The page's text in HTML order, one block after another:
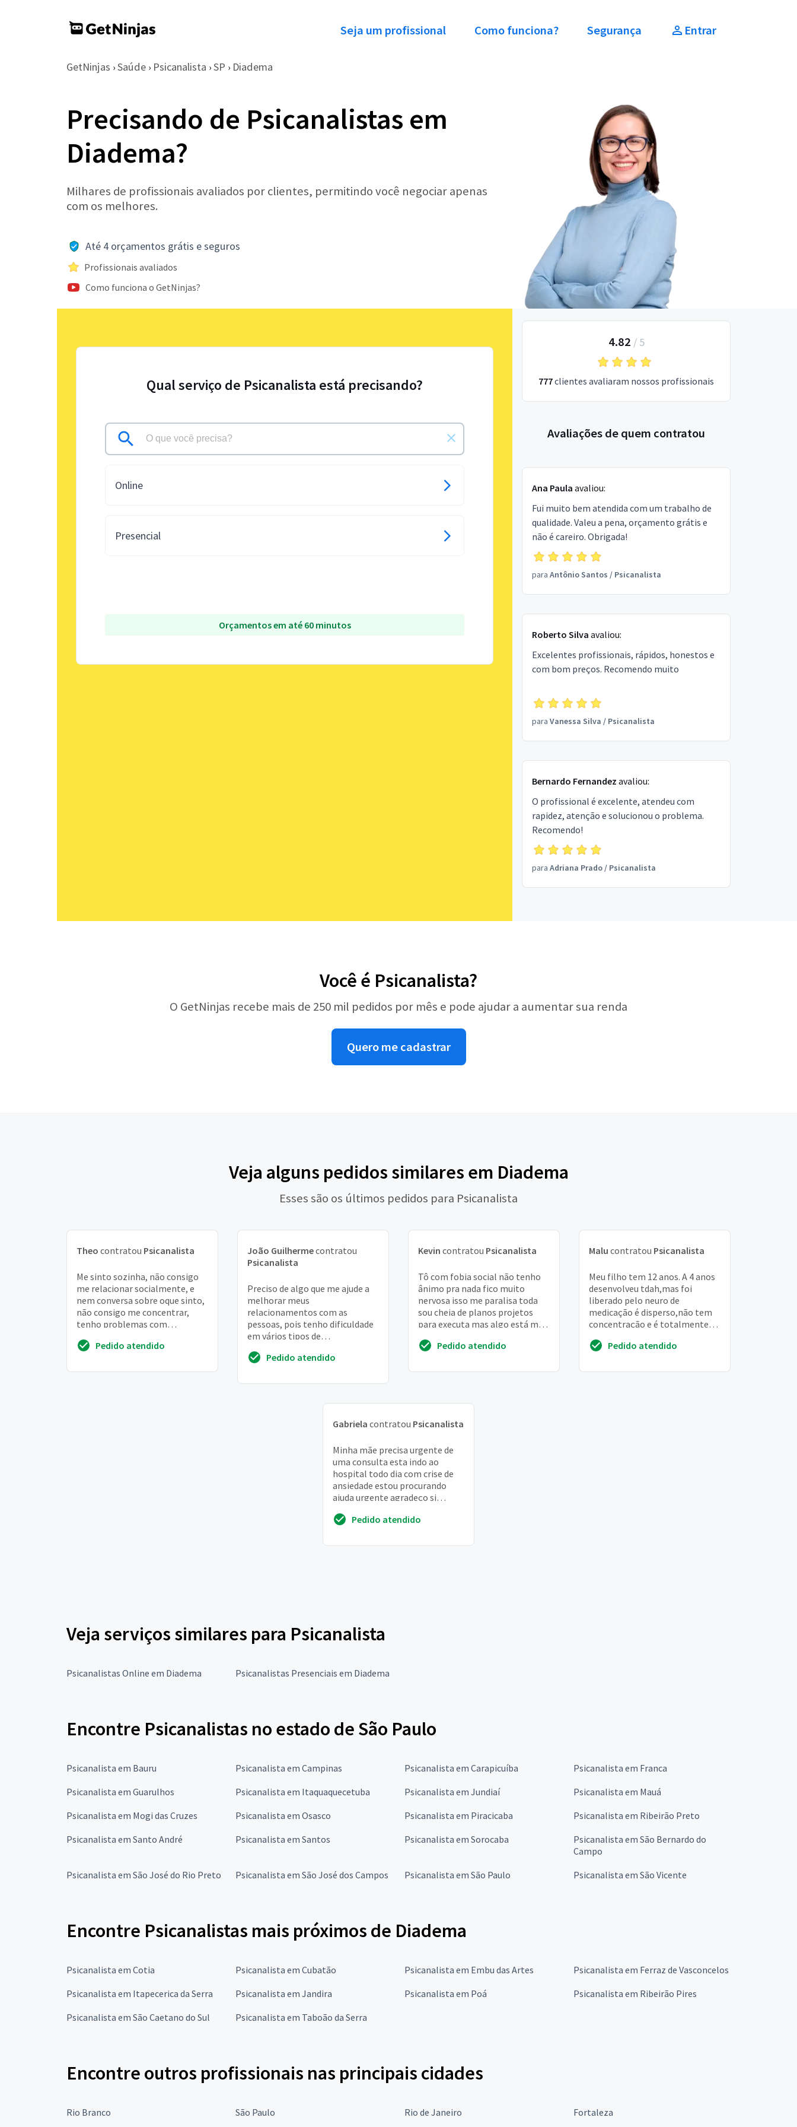
Seja um profissional Como funciona? Segurança Entrar
GetNinjas › Saúde › Psicanalista › SP › Diadema
Precisando de Psicanalistas em
Diadema?
Milhares de profissionais avaliados por clientes, permitindo você negociar apenas
com os melhores.
Até 4 orçamentos grátis e seguros
Profissionais avaliados
Como funciona o GetNinjas?
Qual serviço de Psicanalista está precisando?
Online
Presencial
Orçamentos em até 60 minutos
4.82 / 5
777clientes avaliaram nossos profissionais
Avaliações de quem contratou
Ana Paula avaliou:
Fui muito bem atendida com um trabalho de
qualidade. Valeu a pena, orçamento grátis e
não é careiro. Obrigada!
para Antônio Santos / Psicanalista
Roberto Silva avaliou:
Excelentes profissionais, rápidos, honestos e
com bom preços. Recomendo muito
para Vanessa Silva / Psicanalista
Bernardo Fernandez avaliou:
O profissional é excelente, atendeu com
rapidez, atenção e solucionou o problema.
Recomendo!
para Adriana Prado/ Psicanalista
Você é Psicanalista?
O GetNinjas recebe mais de 250 mil pedidos por mês e pode ajudar a aumentar sua renda
Quero me cadastrar
Veja alguns pedidos similares em Diadema
Esses são os últimos pedidos para Psicanalista
Theo contratou Psicanalista
Me sinto sozinha, não consigo
me relacionar socialmente, e
nem conversa sobre oque sinto,
não consigo me concentrar,
tenho problemas com
problemas com suicídio e ...
Pedido atendido
João Guilhermecontratou
Psicanalista
Preciso de algo que me ajude a
melhorar meus
relacionamentos com as
pessoas, pois tenho dificuldade
em vários tipos de
aprender a controlar minhas
Pedido atendido
Kevin contratou Psicanalista
Tô com fobia social não tenho
ânimo pra nada fico muito
nervosa isso me paralisa toda
sou cheia de planos projetos
para executa mas algo está me
mentalmente preciso...
Pedido atendido
Malu contratou Psicanalista
Meu filho tem 12 anos. A 4 anos
desenvolveu tdah,mas foi
liberado pelo neuro de
medicação é disperso,não tem
concentração e é totalmente
não dorme sozinho d...
Pedido atendido
Gabriela contratou Psicanalista
Minha mãe precisa urgente de
uma consulta esta indo ao
hospital todo dia com crise de
ansiedade estou procurando
ajuda urgente agradeço si
Pedido atendido
Veja serviços similares para Psicanalista
Psicanalistas Online em Diadema Psicanalistas Presenciais em Diadema
Encontre Psicanalistas no estado de São Paulo
Psicanalista em Bauru Psicanalista em Campinas Psicanalista em Carapicuíba
Psicanalista em Franca
Psicanalista em Guarulhos
Psicanalista em Itaquaquecetuba Psicanalista em Jundiaí
Psicanalista em Mauá
Psicanalista em Mogi das Cruzes
Psicanalista em Osasco Psicanalista em Piracicaba
Psicanalista em Ribeirão Preto
Psicanalista em Santo André
Psicanalista em Santos Psicanalista em Sorocaba
Psicanalista em São Bernardo do
Campo
Psicanalista em São José do Rio Preto
Psicanalista em São José dos Campos Psicanalista em São Paulo Psicanalista em São Vicente
Encontre Psicanalistas mais próximos de Diadema
Psicanalista em Cotia Psicanalista em Cubatão Psicanalista em Embu das Artes
Psicanalista em Ferraz de Vasconcelos
Psicanalista em Itapecerica da Serra
Psicanalista em Jandira Psicanalista em Poá
Psicanalista em Ribeirão Pires
Psicanalista em São Caetano do Sul
Psicanalista em Taboão da Serra
Encontre outros profissionais nas principais cidades
Rio Branco São Paulo Rio de Janeiro Fortaleza